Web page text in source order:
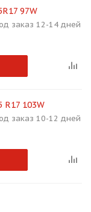
97W
заказ 12-14 дней
103W
заказ 10-12 дней